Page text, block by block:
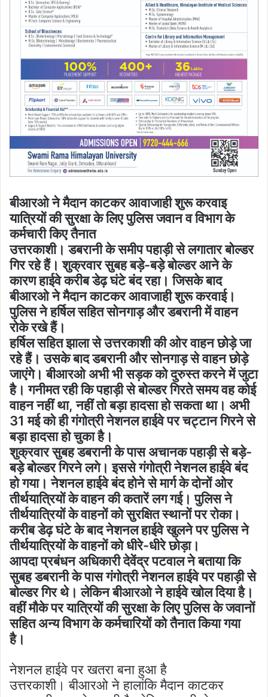
बीआरओ ने मैदान काटकर आवाजाही शुरू करवाइ
यात्रियों की सुरक्षा के लिए पुलिस जवान व विभाग के
कर्मचारी किए तैनात
उत्तरकाशी। डबरानी के समीप पहाड़ी से लगातार बोल्डर
गिर रहे हैं। शुक्रवार सुबह बड़े-बड़े बोल्डर आने के
कारण हाईवे करीब डेढ़ घंटे बंद रहा। जिसके बाद
बीआरओ ने मैदान काटकर आवाजाही शुरू करवाई।
पुलिस ने हर्षिल सहित सोनगाड़ और डबरानी में वाहन
रोके रखे हैं।
हर्षिल सहित झाला से उत्तरकाशी की ओर वाहन छोड़े जा
रहे हैं। उसके बाद डबरानी और सोनगाड़ से वाहन छोड़े
जाएंगे। बीआरओ अभी भी सड़क को दुरुस्त करने में जुटा
है। गनीमत रही कि पहाड़ी से बोल्डर गिरते समय वह कोई
वाहन नहीं था, नहीं तो बड़ा हादसा हो सकता था। अभी
31 मई को ही गंगोत्री नेशनल हाईवे पर चट्टान गिरने से
बड़ा हादसा हो चुका है।
शुक्रवार सुबह डबरानी के पास अचानक पहाड़ी से बड़े-
बड़े बोल्डर गिरने लगे। इससे गंगोत्री नेशनल हाईवे बंद
हो गया। नेशनल हाईवे बंद होने से मार्ग के दोनों ओर
तीर्थयात्रियों के वाहन की कतारें लग गई। पुलिस ने
तीर्थयात्रियों के वाहनों को सुरक्षित स्थानों पर रोका।
करीब डेढ़ घंटे के बाद नेशनल हाईवे खुलने पर पुलिस ने
तीर्थयात्रियों के वाहनों को धीरे-धीरे छोड़ा।
आपदा प्रबंधन अधिकारी देवेंद्र पटवाल ने बताया कि
सुबह डबरानी के पास गंगोत्री नेशनल हाईवे पर पहाड़ी से
बोल्डर गिर थे। लेकिन बीआरओ ने हाईवे खोल दिया है।
वहीं मौके पर यात्रियों की सुरक्षा के लिए पुलिस के जवानों
सहित अन्य विभाग के कर्मचारियों को तैनात किया गया
है।
नेशनल हाईवे पर खतरा बना हुआ है
उत्तरकाशी। बीआरओ ने हालांकि मैदान काटकर